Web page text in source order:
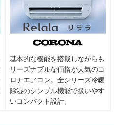
基本的な機能を搭載しながらも
リーズナブルな価格が人気のコ
ロナエアコン。全シリーズ冷暖
除湿のシンプル機能で扱いやす
いコンパクト設計。